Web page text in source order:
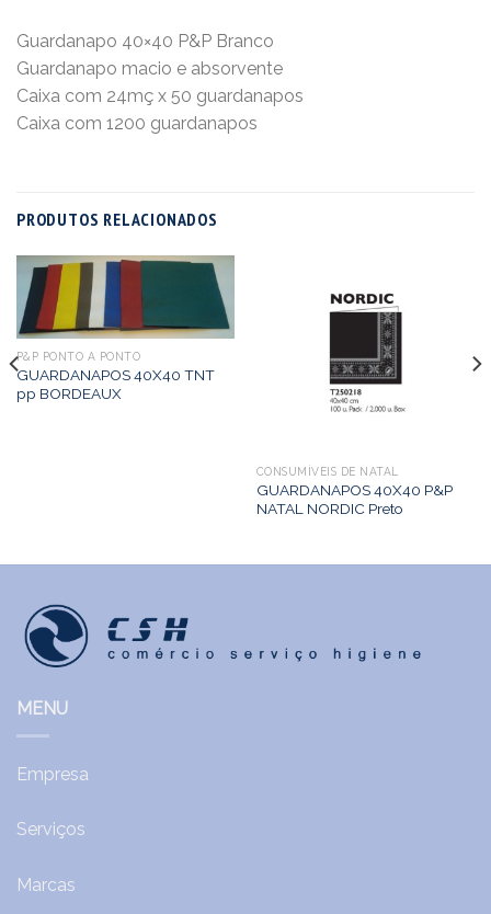
Guardanapo 40×40 P&P Branco
Guardanapo macio e absorvente
Caixa com 24mç x 50 guardanapos
Caixa com 1200 guardanapos
PRODUTOS RELACIONADOS
P&P PONTO A PONTO
GUARDANAPOS 40X40 TNT
pp BORDEAUX
CONSUMÍVEIS DE NATAL
GUARDANAPOS 40X40 P&P
NATAL NORDIC Preto
MENU
Empresa
Serviços
Marcas